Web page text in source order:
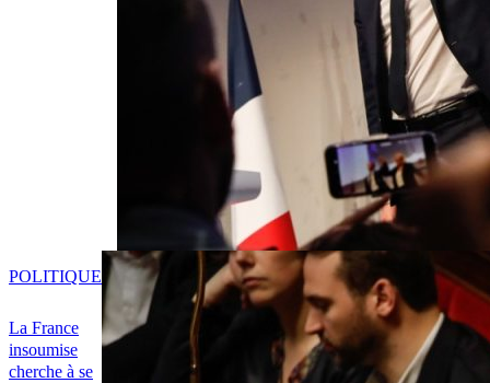
La France
insoumise
cherche à se
POLITIQUE